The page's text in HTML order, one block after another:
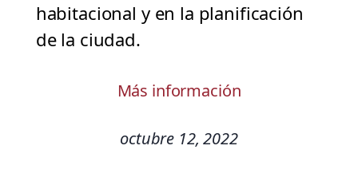
habitacional y en la planificación
de la ciudad.
Más información
octubre 12, 2022